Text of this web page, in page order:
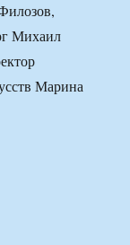
Михаил
Марина